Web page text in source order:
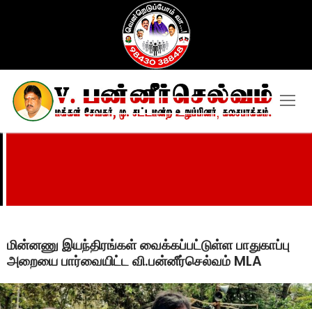
மின்னணு இயந்திரங்கள் வைக்கப்பட்டுள்ள பாதுகாப்பு
அறையை பார்வையிட்ட வி.பன்னீர்செல்வம் MLA